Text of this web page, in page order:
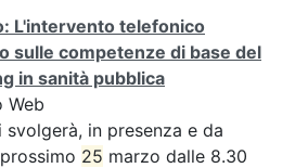
L'intervento telefonico
sulle competenze di base del
in sanità pubblica
Web
svolgerà, in presenza e da
25 marzo dalle 8.30